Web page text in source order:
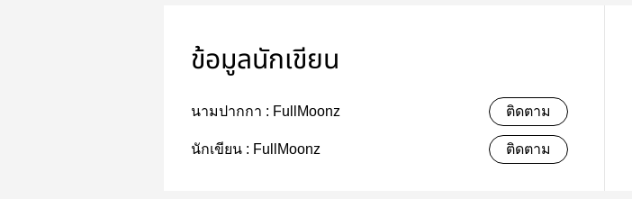
ข้อมูลนักเขียน
นามปากกา : FullMoonz ติดตาม
นักเขียน : FullMoonz ติดตาม